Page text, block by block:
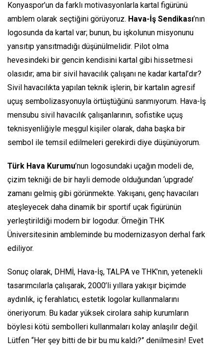
Konyaspor’un da farklı motivasyonlarla kartal figürünü
amblem olarak seçtiğini görüyoruz. Hava-İş Sendikası’nın
logosunda da kartal var; bunun, bu işkolunun misyonunu
yansıtıp yansıtmadığı düşünülmelidir. Pilot olma
hevesindeki bir gencin kendisini kartal gibi hissetmesi
olasıdır; ama bir sivil havacılık çalışanı ne kadar kartal’dır?
Sivil havacılıkta yapılan teknik işlerin, bir kartalın agresif
uçuş sembolizasyonuyla örtüştüğünü sanmıyorum. Hava-İş
mensubu sivil havacılık çalışanlarının, sofistike uçuş
teknisyenliğiyle meşgul kişiler olarak, daha başka bir
sembol ile temsil edilmeleri gerekirdi diye düşünüyorum.
Türk Hava Kurumu’nun logosundaki uçağın modeli de,
çizim tekniği de bir hayli demode olduğundan ‘upgrade’
zamanı gelmiş gibi görünmekte. Yakışanı, genç havacıları
ateşleyecek daha dinamik bir sportif uçak figürünün
yerleştirildiği modern bir logodur. Örneğin THK
Üniversitesinin ambleminde bu modernizasyon derhal fark
ediliyor.
Sonuç olarak, DHMİ, Hava-İş, TALPA ve THK’nın, yetenekli
tasarımcılarla çalışarak, 2000’li yıllara yakışır biçimde
aydınlık, iç ferahlatıcı, estetik logolar kullanmalarını
öneriyorum. Bu kadar yüksek cirolara sahip kurumların
böylesi kötü sembolleri kullanmaları kolay anlaşılır değil.
Lütfen “Her şey bitti de bir bu mu kaldı?” denilmesin! Evet